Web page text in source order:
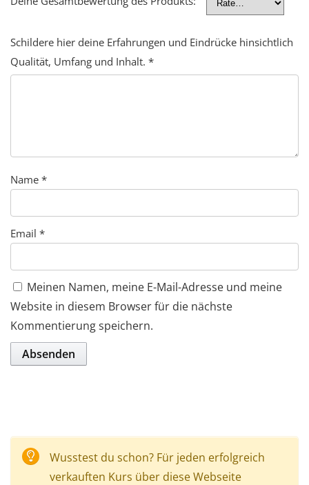
Schildere hier deine Erfahrungen und Eindrücke hinsichtlich
Qualität, Umfang und Inhalt. *
Name *
Email *
Meinen Namen, meine E-Mail-Adresse und meine
Website in diesem Browser für die nächste
Kommentierung speichern.
Wusstest du schon? Für jeden erfolgreich
verkauften Kurs über diese Webseite